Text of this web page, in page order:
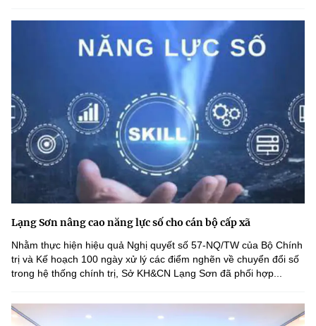
Lạng Sơn nâng cao năng lực số cho cán bộ cấp xã
Nhằm thực hiện hiệu quả Nghị quyết số 57-NQ/TW của Bộ Chính
trị và Kế hoạch 100 ngày xử lý các điểm nghẽn về chuyển đổi số
trong hệ thống chính trị, Sở KH&CN Lạng Sơn đã phối hợp...